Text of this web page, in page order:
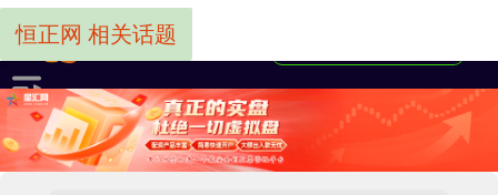
恒正网 相关话题